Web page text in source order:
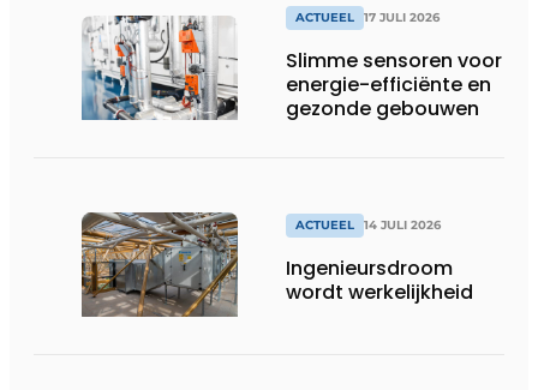
productiebedrijven
draaiende
ACTUEEL 17 JULI 2026
Slimme sensoren voor
energie-efficiënte en
gezonde gebouwen
ACTUEEL 14 JULI 2026
Ingenieursdroom
wordt werkelijkheid